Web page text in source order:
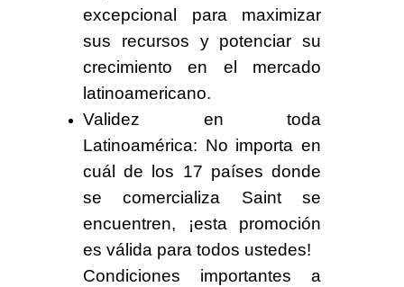
excepcional para maximizar
sus recursos y potenciar su
crecimiento en el mercado
latinoamericano.
Validez en toda
Latinoamérica: No importa en
cuál de los 17 países donde
se comercializa Saint se
encuentren, ¡esta promoción
es válida para todos ustedes!
Condiciones importantes a